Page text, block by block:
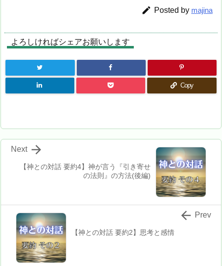
 Posted by majina
よろしければシェアお願いします
Copy
【神との対話 要約4】神が言う『引き寄せ
の法則』の方法(後編)

Next
【神との対話 要約2】思考と感情
 Prev